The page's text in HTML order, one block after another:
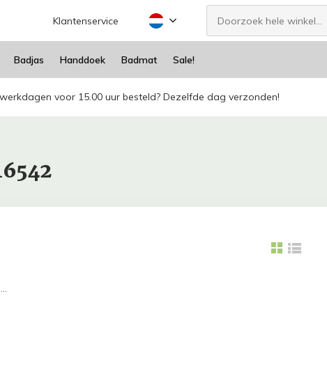
Klantenservice
Badjas Handdoek Badmat Sale!
voor 15.00 uur besteld? Dezelfde dag verzonden!